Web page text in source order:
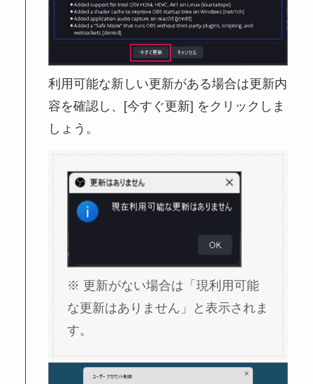
利用可能な新しい更新がある場合は更新内
容を確認し、[今すぐ更新] をクリックしま
しょう。
※ 更新がない場合は「現利用可能
な更新はありません」と表示されま
す。